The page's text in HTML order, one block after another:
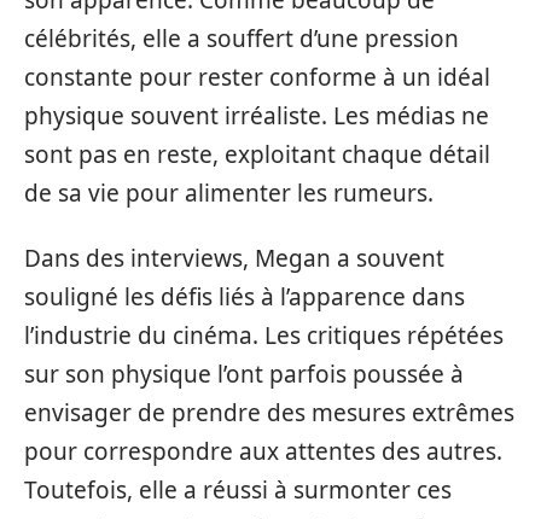
célébrités, elle a souffert d’une pression
constante pour rester conforme à un idéal
physique souvent irréaliste. Les médias ne
sont pas en reste, exploitant chaque détail
de sa vie pour alimenter les rumeurs.
Dans des interviews, Megan a souvent
souligné les défis liés à l’apparence dans
l’industrie du cinéma. Les critiques répétées
sur son physique l’ont parfois poussée à
envisager de prendre des mesures extrêmes
pour correspondre aux attentes des autres.
Toutefois, elle a réussi à surmonter ces